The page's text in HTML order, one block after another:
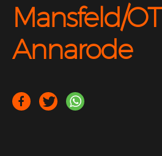
Mansfeld/OT
Annarode